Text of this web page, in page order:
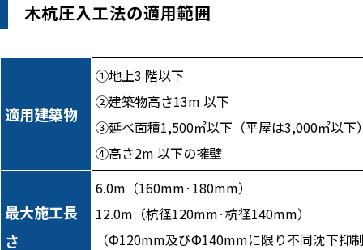
木杭圧入工法の適用範囲
適用建築物
①地上3 階以下
②建築物高さ13m 以下
③延べ面積1,500㎡以下（平屋は3,000㎡以下
④高さ2m 以下の擁壁
最大施工長
さ
6.0m（160mm·180mm）
12.0m（杭径120mm·杭径140mm）
（Ф120mm及びФ140mmに限り不同沈下抑